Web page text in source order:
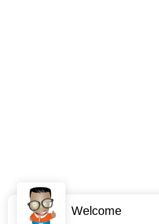
Intéressant ? Partagez !
Welcome